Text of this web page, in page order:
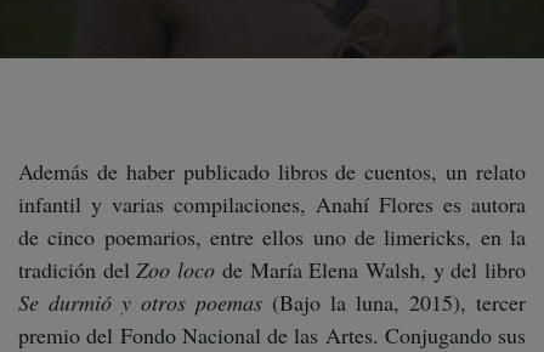
Además de haber publicado libros de cuentos, un relato
infantil y varias compilaciones, Anahí Flores es autora
de cinco poemarios, entre ellos uno de limericks, en la
tradición delZoo loco de María Elena Walsh, y del libro
Se durmió y otros poemas (Bajo la luna, 2015), tercer
premio del Fondo Nacional de las Artes. Conjugando sus